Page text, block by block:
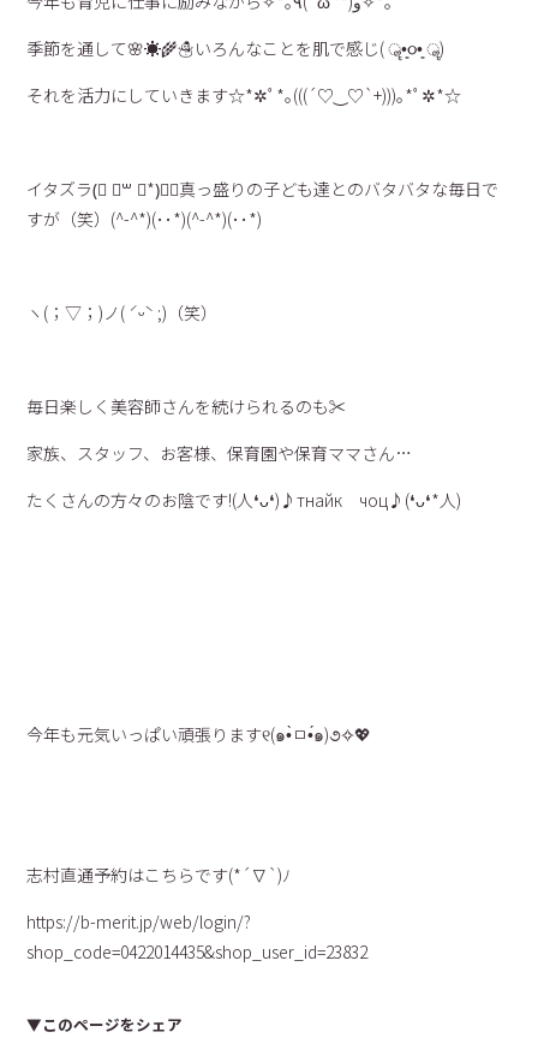
季節を通して🌸☀️🌾☃️いろんなことを肌で感じ( ॣ•͈૦•͈ ॣ)
それを活力にしていきます☆*✲ﾟ*｡(((´♡‿♡`+)))｡*ﾟ✲*☆
イタズラ(⃔ ॑꒳ ॑*)⃕↝真っ盛りの子ども達とのバタバタな毎日で
すが（笑）(^-^*)(･･*)(^-^*)(･･*)
ヽ(；▽；)ノ( ˊᵕˋ ;)（笑）
毎日楽しく美容師さんを続けられるのも✂️
家族、スタッフ、お客様、保育園や保育ママさん…
たくさんの方々のお陰です!(人❛ᴗ❛)♪тнайк чоц♪(❛ᴗ❛*人)
今年も元気いっぱい頑張ります୧(๑•̀ㅁ•́๑)૭✧💖
志村直通予約はこちらです(*´∇`)ﾉ
https://b-merit.jp/web/login/?
shop_code=0422014435&shop_user_id=23832
▼このページをシェア